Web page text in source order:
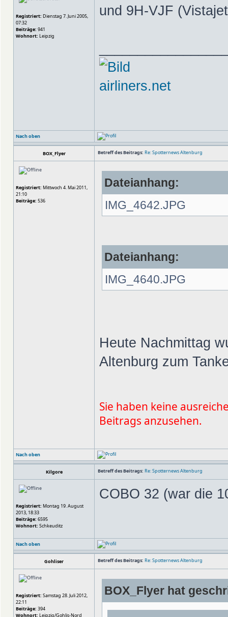
Registriert: Dienstag 7. Juni 2005,
07:32
Beiträge: 941
Wohnort: Leipzig
und 9H-VJF
airliners.net
Nach oben
BOX_Flyer Betreff des Beitrags: Re: Spotternews Altenburg
Registriert: Mittwoch 4. Mai 2011,
21:10
Beiträge: 536
Dateianhang:
IMG_4642.JPG
Dateianhang:
IMG_4640.JPG
Heute Nachmittag
Altenburg zum
Sie haben keine
Beitrags anzusehen.
Nach oben
Kilgore Betreff des Beitrags: Re: Spotternews Altenburg
Registriert: Montag 19. August
2013, 18:33
Beiträge: 6595
Wohnort: Schkeuditz
COBO 32 (war die
Nach oben
Gohliser Betreff des Beitrags: Re: Spotternews Altenburg
Registriert: Samstag 28. Juli 2012,
22:11
Beiträge: 394
Wohnort: Leipzig/Gohlis-Nord
BOX_Flyer hat